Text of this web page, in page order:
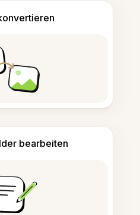
bearbeiten